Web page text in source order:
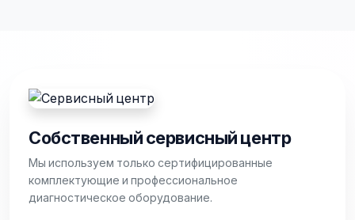
Собственный сервисный центр
Мы используем только сертифицированные
комплектующие и профессиональное
диагностическое оборудование.